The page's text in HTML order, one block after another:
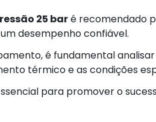
25 baré recomendado
desempenho confiável.
é fundamental
térmico e as condições
para promover o